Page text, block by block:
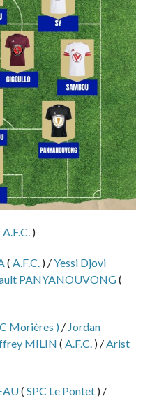
A.F.C. )
( A.F.C. ) /Yessi Djovi
PANYANOUVONG(
Morières ) / Jordan
MILIN ( A.F.C. ) /Arist
( SPC Le Pontet ) /